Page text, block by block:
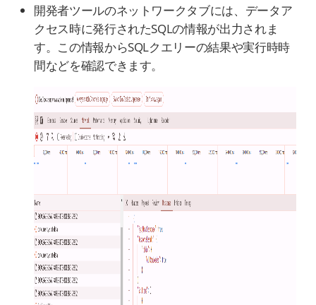
開発者ツールのネットワークタブには、データア
クセス時に発行されたSQLの情報が出力されま
す。この情報からSQLクエリーの結果や実行時時
間などを確認できます。